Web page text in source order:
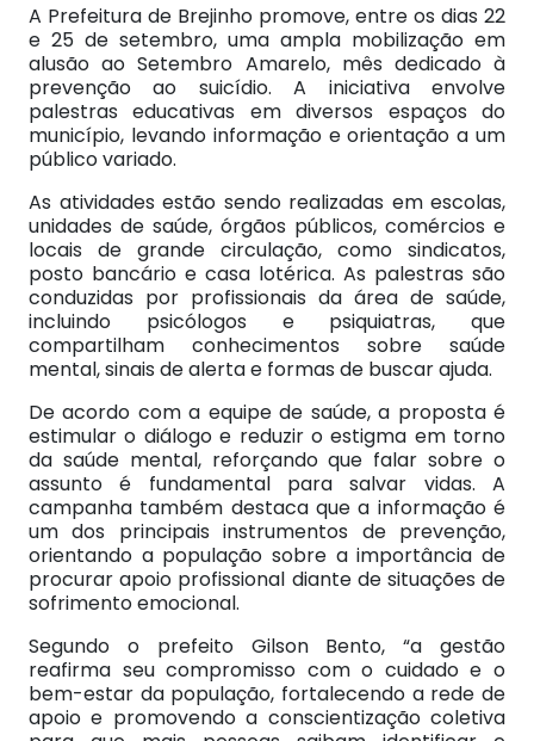
A Prefeitura de Brejinho promove, entre os dias 22
e 25 de setembro, uma ampla mobilização em
alusão ao Setembro Amarelo, mês dedicado à
prevenção ao suicídio. A iniciativa envolve
palestras educativas em diversos espaços do
município, levando informação e orientação a um
público variado.
As atividades estão sendo realizadas em escolas,
unidades de saúde, órgãos públicos, comércios e
locais de grande circulação, como sindicatos,
posto bancário e casa lotérica. As palestras são
conduzidas por profissionais da área de saúde,
incluindo psicólogos e psiquiatras, que
compartilham conhecimentos sobre saúde
mental, sinais de alerta e formas de buscar ajuda.
De acordo com a equipe de saúde, a proposta é
estimular o diálogo e reduzir o estigma em torno
da saúde mental, reforçando que falar sobre o
assunto é fundamental para salvar vidas. A
campanha também destaca que a informação é
um dos principais instrumentos de prevenção,
orientando a população sobre a importância de
procurar apoio profissional diante de situações de
sofrimento emocional.
Segundo o prefeito Gilson Bento, “a gestão
reafirma seu compromisso com o cuidado e o
bem-estar da população, fortalecendo a rede de
apoio e promovendo a conscientização coletiva